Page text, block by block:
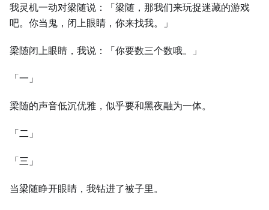
我灵机一动对梁随说：「梁随，那我们来玩捉迷藏的游戏
吧。你当鬼，闭上眼睛，你来找我。」
梁随闭上眼睛，我说：「你要数三个数哦。」
「一」
梁随的声音低沉优雅，似乎要和黑夜融为一体。
「二」
「三」
当梁随睁开眼睛，我钻进了被子里。